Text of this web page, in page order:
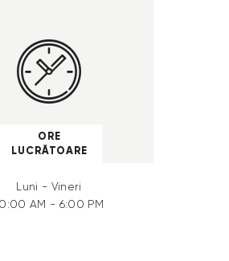
ORE
LUCRĂTOARE
Luni - Vineri
AM - 6:00 PM